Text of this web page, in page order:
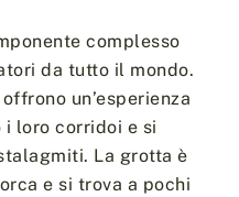
complesso
da tutto il mondo.
un’esperienza
i loro corridoi e si
La grotta è
e si trova a pochi